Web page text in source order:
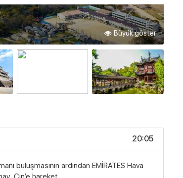
Büyük göster
20:05
buluşmasının ardından EMİRATES Hava